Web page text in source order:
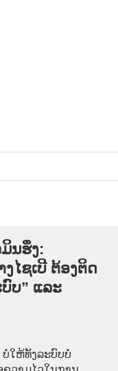
ນຮຶງ:
ໄຊເບີ ຕ້ອງຕິດ
ບ” ແລະ
ໃຫ້ທັງລະບົບບໍ່